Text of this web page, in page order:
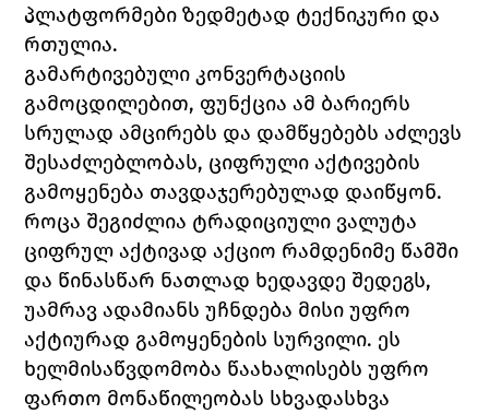
პლატფორმები ზედმეტად ტექნიკური და
რთულია.
გამარტივებული კონვერტაციის
გამოცდილებით, ფუნქცია ამ ბარიერს
სრულად ამცირებს და დამწყებებს აძლევს
შესაძლებლობას, ციფრული აქტივების
გამოყენება თავდაჯერებულად დაიწყონ.
როცა შეგიძლია ტრადიციული ვალუტა
ციფრულ აქტივად აქციო რამდენიმე წამში
და წინასწარ ნათლად ხედავდე შედეგს,
უამრავ ადამიანს უჩნდება მისი უფრო
აქტიურად გამოყენების სურვილი. ეს
ხელმისაწვდომობა წაახალისებს უფრო
ფართო მონაწილეობას სხვადასხვა